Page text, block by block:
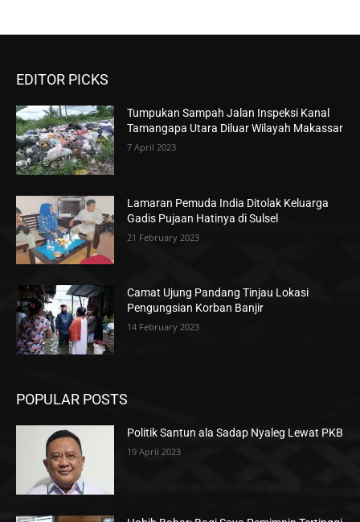
EDITOR PICKS
Tumpukan Sampah Jalan Inspeksi Kanal
Tamangapa Utara Diluar Wilayah Makassar
7 April 2023
Lamaran Pemuda India Ditolak Keluarga
Gadis Pujaan Hatinya di Sulsel
21 February 2023
Camat Ujung Pandang Tinjau Lokasi
Pengungsian Korban Banjir
14 February 2023
POPULAR POSTS
Politik Santun ala Sadap Nyaleg Lewat PKB
19 April 2023